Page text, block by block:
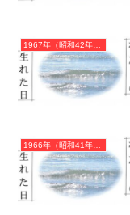
1967年（昭和42年）丁未（ひのとひつじ）・未年（ひつじ年）カレンダー（月曜はじまり）
1966年（昭和41年）丙午（ひのえうま）・午年（うま年）カレンダー（月曜はじまり）